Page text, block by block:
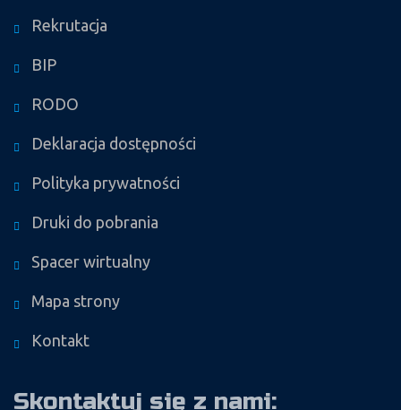
Rekrutacja
BIP
RODO
Deklaracja dostępności
Polityka prywatności
Druki do pobrania
Spacer wirtualny
Mapa strony
Kontakt
Skontaktuj się z nami: